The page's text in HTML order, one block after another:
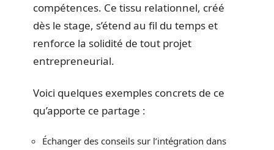
compétences. Ce tissu relationnel, créé
dès le stage, s’étend au fil du temps et
renforce la solidité de tout projet
entrepreneurial.
Voici quelques exemples concrets de ce
qu’apporte ce partage :
Échanger des conseils sur l’intégration dans